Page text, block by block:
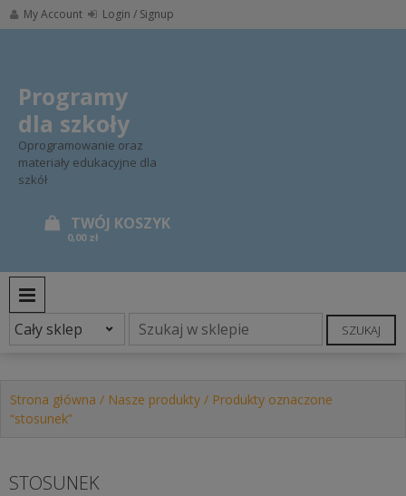
Skip
to
My Account Login / Signup
Programy
dla szkoły
Oprogramowanie oraz
materiały edukacyjne dla
szkół
0,00 zł
SZUKAJ
Strona główna / Nasze produkty / Produkty oznaczone
“stosunek”
STOSUNEK